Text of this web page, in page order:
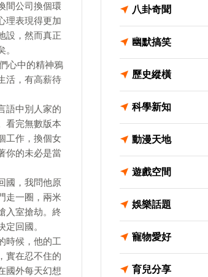
間公司換個環
理表現得更加
設，然而真正
心中的精神鴉
活，有高薪待
語中別人家的
看完無數版本
工作，換個女
你的未必是當
國，我問他原
走一圈，兩米
入室搶劫。終
回國。
時候，他的工
實在忍不住的
國外每天幻想
八卦奇聞
幽默搞笑
歷史縱橫
科學新知
動漫天地
遊戲空間
娛樂話題
寵物愛好
育兒分享